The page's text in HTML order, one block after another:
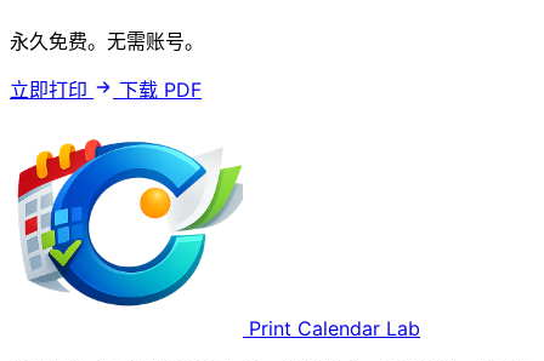
永久免费。无需账号。
立即打印
下载 PDF
Print Calendar Lab